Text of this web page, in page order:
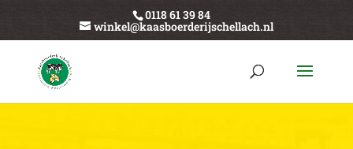
0118 61 39 84
winkel@kaasboerderijschellach.nl